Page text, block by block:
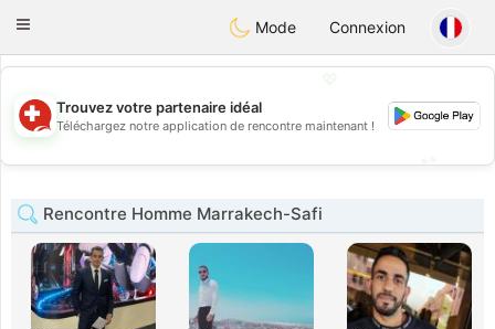
Suissi
Toggle
Mode Connexion
💖
💕
Trouvez votre partenaire idéal
Téléchargez notre application de rencontre maintenant !
Rencontre Homme Marrakech-Safi